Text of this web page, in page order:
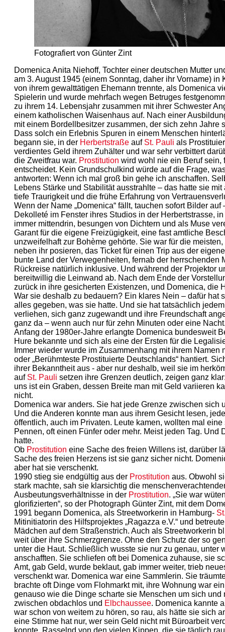
Fotografiert von Günter Zint
Domenica Anita Niehoff, Tochter einer deutschen Mutter
am 3. August 1945 (einem Sonntag, daher ihr Vorname) in
von ihrem gewalttätigen Ehemann trennte, als Domenica
Spielerin und wurde mehrfach wegen Betruges
zu ihrem 14. Lebensjahr zusammen mit ihrer Schwester
einem katholischen Waisenhaus auf. Nach einer
mit einem Bordellbesitzer zusammen, der sich zehn Jahre
Dass solch ein Erlebnis Spuren in einem Menschen
begann sie, in der Herbertstraße auf St. Pauli als
verdientes Geld ihrem Zuhälter und war sehr verbittert
die Zweitfrau war. Prostitution wird wohl nie ein Beruf sein,
entscheidet. Kein Grundschulkind würde auf die Frage,
antworten: Wenn ich mal groß bin gehe ich anschaffen.
Lebens Stärke und Stabilität ausstrahlte – das hatte sie
tiefe Traurigkeit und die frühe Erfahrung von
Wenn der Name „Domenica“ fällt, tauchen sofort Bilder
Dekolleté im Fenster ihres Studios in der Herbertstrasse,
immer mittendrin, besungen von Dichtern und als Muse
Garant für die eigene Freizügigkeit, eine fast amtliche
unzweifelhaft zur Bohème gehörte. Sie war für die
neben ihr posieren, das Ticket für einen Trip aus der
bunte Land der Verwegenheiten, fernab der herrschenden
Rückreise natürlich inklusive. Und während der Projektor
bereitwillig die Leinwand ab. Nach dem Ende der
zurück in ihre gesicherten Existenzen, und Domenica, die
War sie deshalb zu bedauern? Ein klares Nein – dafür hat
alles gegeben, was sie hatte. Und sie hat tatsächlich
verliehen, sich ganz zugewandt und ihre Freundschaft
ganz da – wenn auch nur für zehn Minuten oder eine
Anfang der 1980er-Jahre erlangte Domenica bundesweit
Hure bekannte und sich als eine der Ersten für die
Immer wieder wurde im Zusammenhang mit ihrem Namen
oder „Berühmteste Prostituierte Deutschlands“ hantiert.
ihrer Bekanntheit aus - aber nur deshalb, weil sie im
auf St. Pauli setzen ihre Grenzen deutlich, zeigen ganz
uns ist ein Graben, dessen Breite man mit Geld variieren
nicht.
Domenica war anders. Sie hat jede Grenze zwischen sich
Und die Anderen konnte man aus ihrem Gesicht lesen,
öffentlich, auch im Privaten. Leute kamen, wollten mal
Pennen, oft einen Fünfer oder mehr. Meist jeden Tag. Und
hatte.
Ob Prostitution eine Sache des freien Willens ist, darüber
Sache des freien Herzens ist sie ganz sicher nicht.
aber hat sie verschenkt.
1990 stieg sie endgültig aus der Prostitution aus. Obwohl
stark machte, sah sie klarsichtig die
Ausbeutungsverhältnisse in der Prostitution. „Sie war
glorifizierten“, so der Photograph Günter Zint, mit dem
1991 begann Domenica, als Streetworkerin in Hamburg-
Mitinitiatorin des Hilfsprojektes „Ragazza e.V.“ und
Mädchen auf dem Straßenstrich. Auch als Streetworkerin
weit über ihre Schmerzgrenze. Ohne den Schutz der so
unter die Haut. Schließlich wusste sie nur zu genau, unter
anschafften. Sie schliefen oft bei Domenica zuhause, sie
Amt, gab Geld, wurde beklaut, gab immer weiter, trieb
verschenkt war. Domenica war eine Sammlerin. Sie
brachte oft Dinge vom Flohmarkt mit, ihre Wohnung war
genauso wie die Dinge scharte sie Menschen um sich
zwischen obdachlos und Elbchaussee. Domenica kannte
war schon von weitem zu hören, so rau, als hätte sie sich
eine Stimme hat nur, wer sein Geld nicht mit Büroarbeit
konnte. Rasselnd von den vielen Kippen, die sie täglich